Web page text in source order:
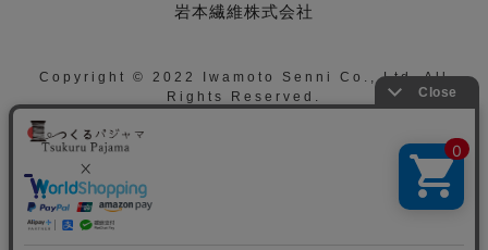
岩本繊維株式会社
Copyright © 2022 Iwamoto Senni Co., Ltd. All
Rights Reserved.